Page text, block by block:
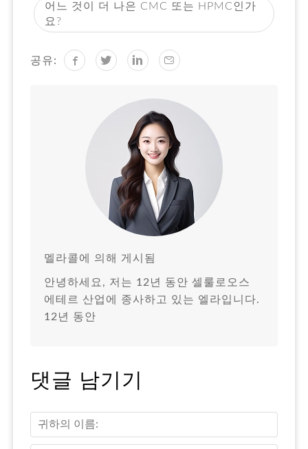
어느 것이 더 나은 CMC 또는 HPMC인가
요?
공유:
멜라콜에 의해 게시됨
안녕하세요, 저는 12년 동안 셀룰로오스
에테르 산업에 종사하고 있는 엘라입니다.
12년 동안
댓글 남기기